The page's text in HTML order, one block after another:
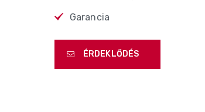
Garancia
ÉRDEKLŐDÉS